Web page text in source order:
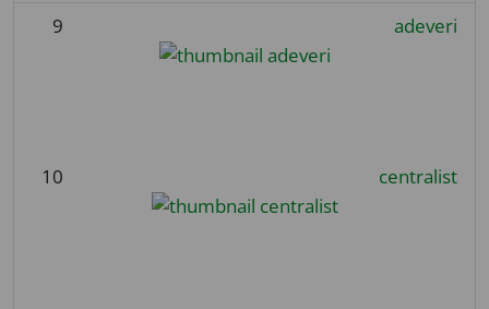
9 adeveri
10 centralist